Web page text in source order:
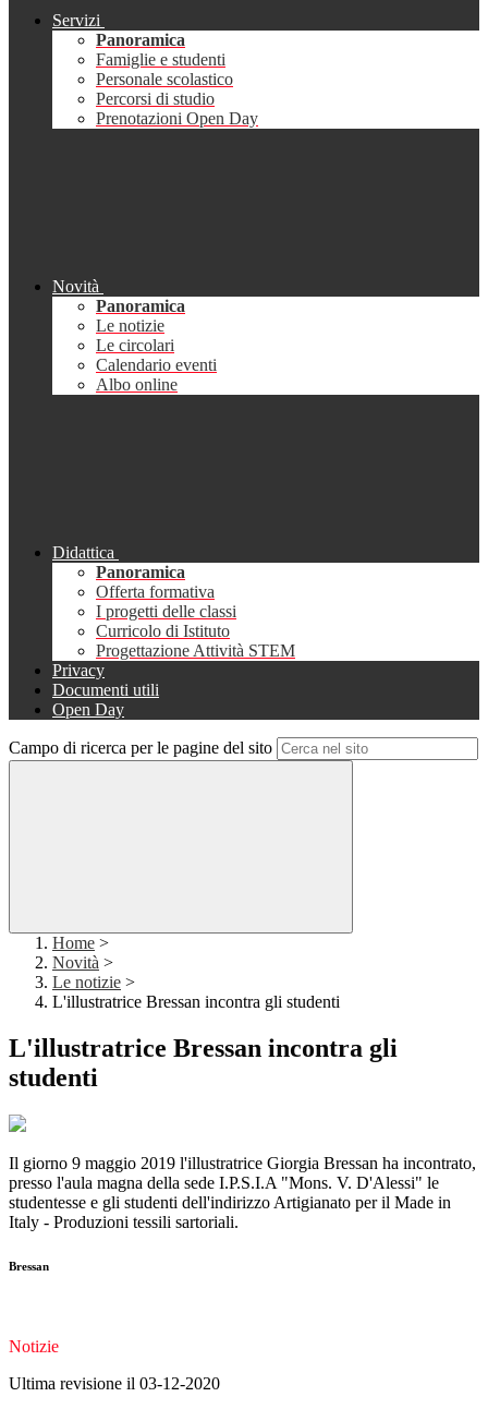
Servizi
Panoramica
Famiglie e studenti
Personale scolastico
Percorsi di studio
Prenotazioni Open Day
Novità
Panoramica
Le notizie
Le circolari
Calendario eventi
Albo online
Didattica
Panoramica
Offerta formativa
I progetti delle classi
Curricolo di Istituto
Progettazione Attività STEM
Privacy
Documenti utili
Open Day
Campo di ricerca per le pagine del sito
Home >
Novità >
Le notizie >
L'illustratrice Bressan incontra gli studenti
L'illustratrice Bressan incontra gli
studenti
Il giorno 9 maggio 2019 l'illustratrice Giorgia Bressan ha incontrato,
presso l'aula magna della sede I.P.S.I.A "Mons. V. D'Alessi" le
studentesse e gli studenti dell'indirizzo Artigianato per il Made in
Italy - Produzioni tessili sartoriali.
Bressan
Notizie
Ultima revisione il 03-12-2020